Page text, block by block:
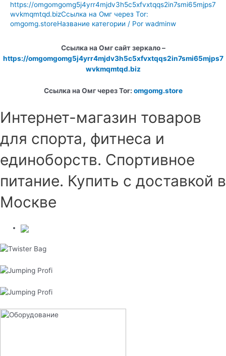
https://omgomgomg5j4yrr4mjdv3h5c5xfvxtqqs2in7smi65mjps7
wvkmqmtqd.bizСсылка на Омг через Tor:
omgomg.storeНазвание категории / Por wadminw
Ссылка на Омг сайт зеркало –
https://omgomgomg5j4yrr4mjdv3h5c5xfvxtqqs2in7smi65mjps7
wvkmqmtqd.biz
Ссылка на Омг через Tor: omgomg.store
Интернет-магазин товаров
для спорта, фитнеса и
единоборств. Спортивное
питание. Купить с доставкой в
Москве